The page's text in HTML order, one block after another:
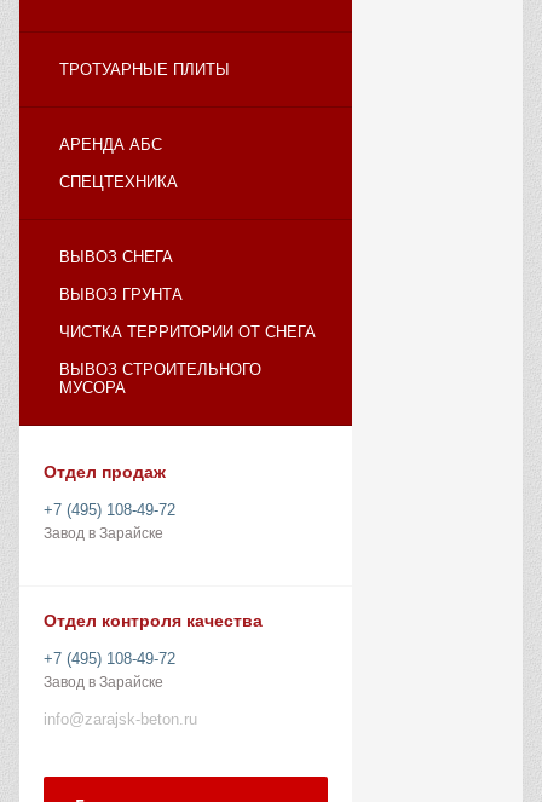
ТРОТУАРНЫЕ ПЛИТЫ
АРЕНДА АБС
СПЕЦТЕХНИКА
ВЫВОЗ СНЕГА
ВЫВОЗ ГРУНТА
ЧИСТКА ТЕРРИТОРИИ ОТ СНЕГА
ВЫВОЗ СТРОИТЕЛЬНОГО
МУСОРА
Отдел продаж
+7 (495) 108-49-72
Завод в Зарайске
Отдел контроля качества
+7 (495) 108-49-72
Завод в Зарайске
info@zarajsk-beton.ru